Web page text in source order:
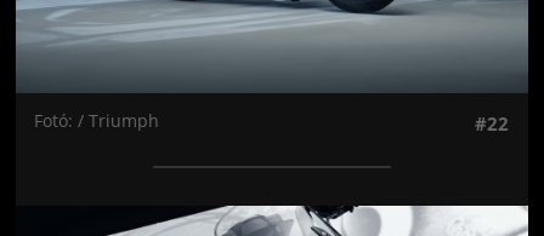
Fotó: / Triumph #22